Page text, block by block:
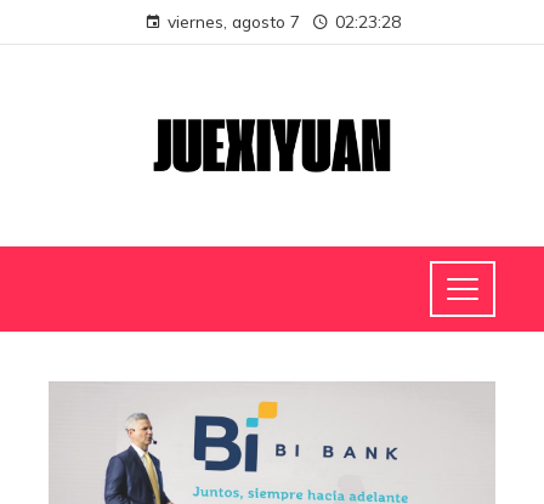
viernes, agosto 7 02:23:28